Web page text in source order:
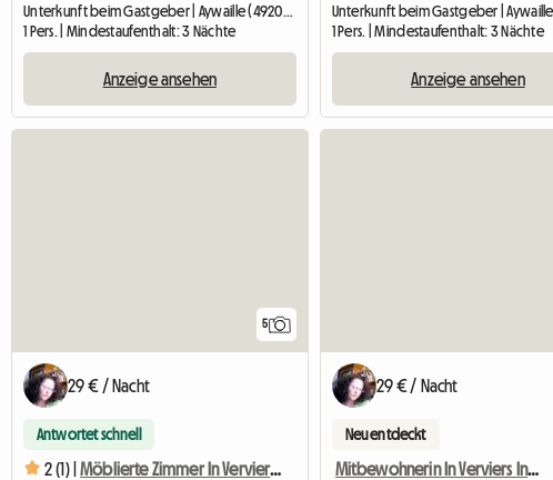
Unterkunft beim Gastgeber | Aywaille (4920) | 16 M2
1 Pers. | Mindestaufenthalt: 3 Nächte
Anzeige ansehen
1 Pers. | Mindestaufenthalt: 3 Nächte
Anzeige ansehen
5
29 € / Nacht
Antwortet schnell
2 (1) | Möblierte Zimmer In Verviers - Praktikanten, Studenten
29 € / Nacht
Neu entdeckt
Mitbewohnerin In Verviers In Einer Villa (möbliertes Zimmer